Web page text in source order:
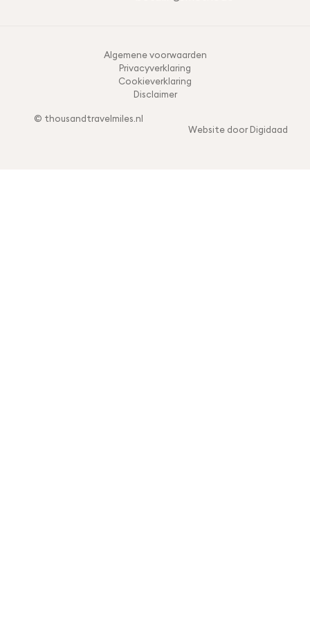
© thousandtravelmiles.nl
Algemene voorwaarden
Privacyverklaring
Cookieverklaring
Disclaimer
Website door Digidaad